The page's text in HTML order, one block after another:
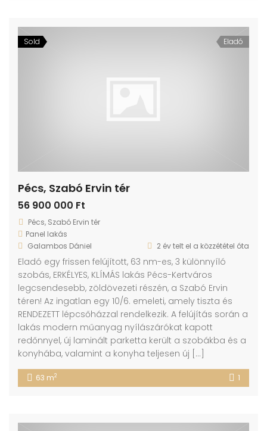
Sold Eladó
Pécs, Szabó Ervin tér
56 900 000 Ft
Pécs, Szabó Ervin tér
Panel lakás
Galambos Dániel
2 év telt el a közzététel óta
Eladó egy frissen felújított, 63 nm-es, 3 különnyíló
szobás, ERKÉLYES, KLÍMÁS lakás Pécs-Kertváros
legcsendesebb, zöldövezeti részén, a Szabó Ervin
téren! Az ingatlan egy 10/6. emeleti, amely tiszta és
RENDEZETT lépcsőházzal rendelkezik. A felújítás során a
lakás modern műanyag nyílászárókat kapott
redőnnyel, új laminált parketta került a szobákba és a
konyhába, valamint a konyha teljesen új […]
63 m2 1